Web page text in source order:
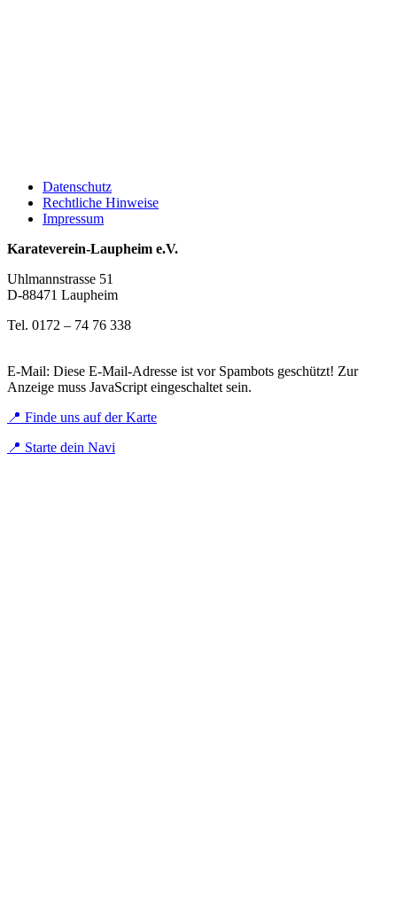
Datenschutz
Rechtliche Hinweise
Impressum
Karateverein-Laupheim e.V.
Uhlmannstrasse 51
D-88471 Laupheim
Tel. 0172 – 74 76 338
E-Mail: Diese E-Mail-Adresse ist vor Spambots geschützt! Zur
Anzeige muss JavaScript eingeschaltet sein.
📍 Finde uns auf der Karte
📍 Starte dein Navi